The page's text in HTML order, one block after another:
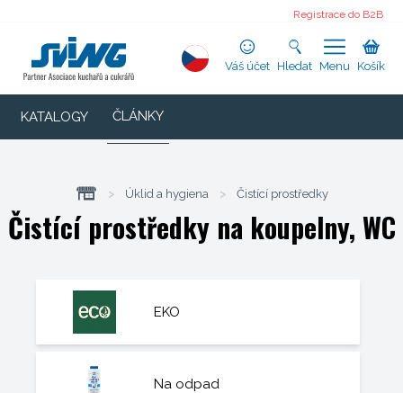
Registrace do B2B
Váš účet Hledat Menu Košík
KATALOGY ČLÁNKY
> Úklid a hygiena > Čistící prostředky
Čistící prostředky na koupelny, WC
EKO
Na odpad